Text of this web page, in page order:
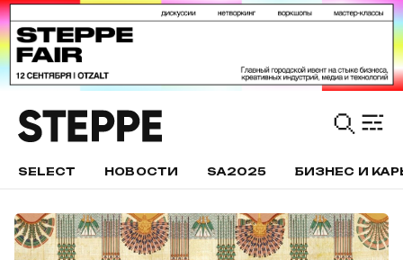
SELECT НОВОСТИ SA2025 БИЗНЕС И